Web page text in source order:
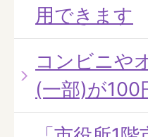
用できます
コンビニや
(一部)が100